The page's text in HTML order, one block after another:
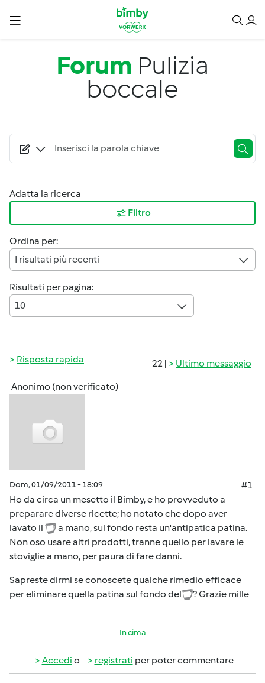
Salta al contenuto principale
Forum Pulizia
boccale
Adatta la ricerca
Filtro
Ordina per:
I risultati più recenti
Risultati per pagina:
10
22 | Ultimo messaggio
Risposta rapida
Anonimo (non verificato)
Dom, 01/09/2011 - 18:09
#1
Ho da circa un mesetto il Bimby, e ho provveduto a
preparare diverse ricette; ho notato che dopo aver
lavato il
a mano, sul fondo resta un'antipatica patina.
Non oso usare altri prodotti, tranne quello per lavare le
stoviglie a mano, per paura di fare danni.
Sapreste dirmi se conoscete qualche rimedio efficace
per eliminare quella patina sul fondo del
? Grazie mille
In cima
Accedi o registrati per poter commentare